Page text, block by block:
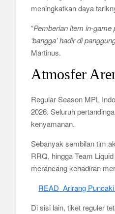
meningkatkan daya
“Pemberian item in-
‘bangga’ hadir di
Martinus.
Atmosfer
Regular Season MPL
2026. Seluruh
kenyamanan.
Sebanyak sembilan tim
RRQ, hingga Team
merancang kehadiran
READ Arirang
Di sisi lain, tiket reguler